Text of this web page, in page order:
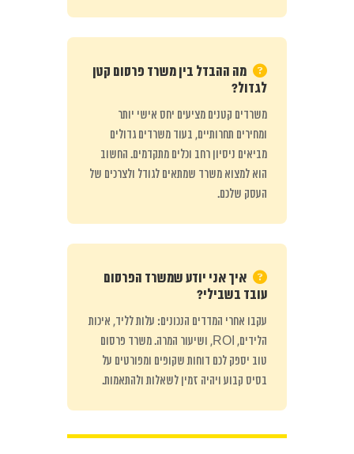
מה ההבדל בין משרד פרסום קטן
לגדול?
משרדים קטנים מציעים יחס אישי יותר
ומחירים תחרותיים, בעוד משרדים גדולים
מביאים ניסיון רחב וכלים מתקדמים. החשוב
הוא למצוא משרד שמתאים לגודל ולצרכים של
העסק שלכם.
איך אני יודע שמשרד הפרסום
עובד בשבילי?
עקבו אחרי המדדים הנכונים: עלות לליד, איכות
הלידים, ROI, ושיעור המרה. משרד פרסום
טוב יספק לכם דוחות שקופים ומפורטים על
בסיס קבוע ויהיה זמין לשאלות ולהתאמות.